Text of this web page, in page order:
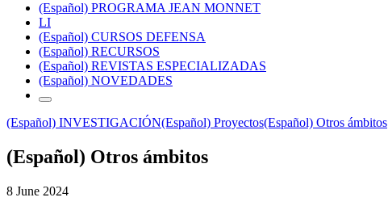
(Español) PROGRAMA JEAN MONNET
LI
(Español) CURSOS DEFENSA
(Español) RECURSOS
(Español) REVISTAS ESPECIALIZADAS
(Español) NOVEDADES
(Español) INVESTIGACIÓN(Español) Proyectos(Español) Otros ámbitos
(Español) Otros ámbitos
8 June 2024